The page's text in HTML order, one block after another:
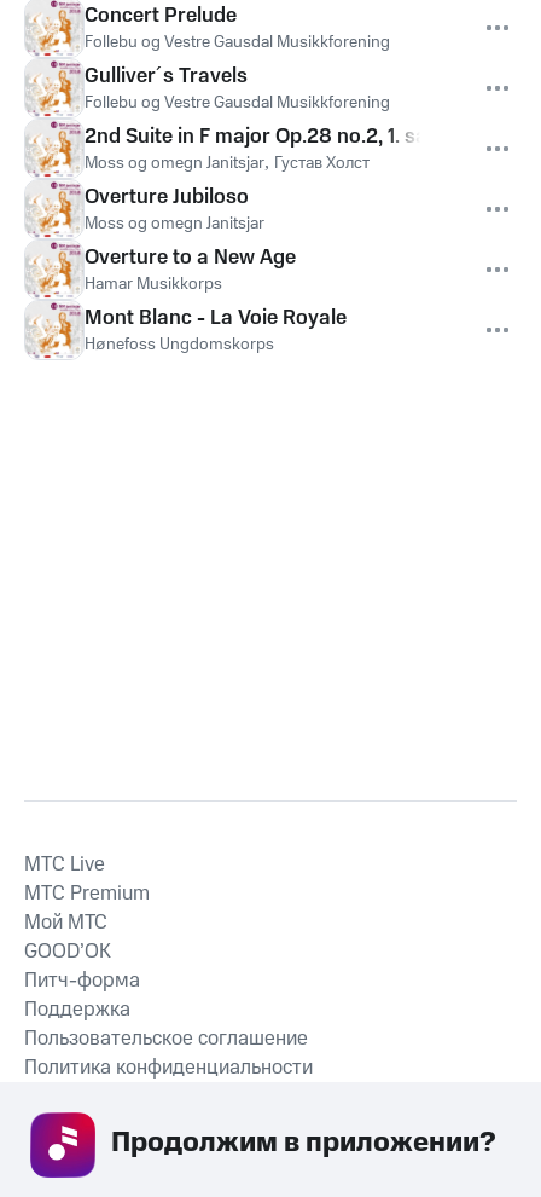
Concert Prelude
Follebu og Vestre Gausdal Musikkforening
Gulliver´s Travels
Follebu og Vestre Gausdal Musikkforening
2nd Suite in F major Op.28 no.2, 1. sats og 2. sats
Moss og omegn Janitsjar, Густав Холст
Overture Jubiloso
Moss og omegn Janitsjar
Overture to a New Age
Hamar Musikkorps
Mont Blanc - La Voie Royale
Hønefoss Ungdomskorps
СКАЧАТЬ ПРИЛОЖЕНИЕ
MTС Live
MTС Premium
Мой МТС
GOOD’OK
Питч-форма
Поддержка
Пользовательское соглашение
Политика конфиденциальности